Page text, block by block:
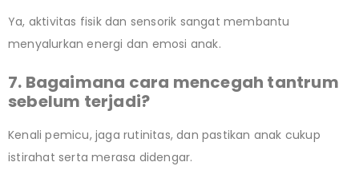
Ya, aktivitas fisik dan sensorik sangat membantu
menyalurkan energi dan emosi anak.
7. Bagaimana cara mencegah tantrum
sebelum terjadi?
Kenali pemicu, jaga rutinitas, dan pastikan anak cukup
istirahat serta merasa didengar.